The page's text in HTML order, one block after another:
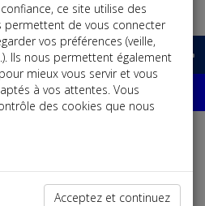
ce site utilise des
permettent de vous connecter
vos préférences (veille,
Ils nous permettent également
mieux vous servir et vous
à vos attentes. Vous
des cookies que nous
Acceptez et continuez